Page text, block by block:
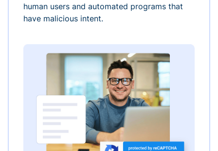
human users and automated programs that
have malicious intent.